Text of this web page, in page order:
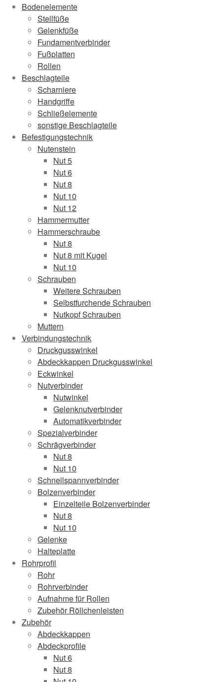
Bodenelemente
Stellfüße
Gelenkfüße
Fundamentverbinder
Fußplatten
Rollen
Beschlagteile
Scharniere
Handgriffe
Schließelemente
sonstige Beschlagteile
Befestigungstechnik
Nutenstein
Nut 5
Nut 6
Nut 8
Nut 10
Nut 12
Hammermutter
Hammerschraube
Nut 8
Nut 8 mit Kugel
Nut 10
Schrauben
Weitere Schrauben
Selbstfurchende Schrauben
Nutkopf Schrauben
Muttern
Verbindungstechnik
Druckgusswinkel
Abdeckkappen Druckgusswinkel
Eckwinkel
Nutverbinder
Nutwinkel
Gelenknutverbinder
Automatikverbinder
Spezialverbinder
Schrägverbinder
Nut 8
Nut 10
Schnellspannverbinder
Bolzenverbinder
Einzelteile Bolzenverbinder
Nut 8
Nut 10
Gelenke
Halteplatte
Rohrprofil
Rohr
Rohrverbinder
Aufnahme für Rollen
Zubehör Röllchenleisten
Zubehör
Abdeckkappen
Abdeckprofile
Nut 6
Nut 8